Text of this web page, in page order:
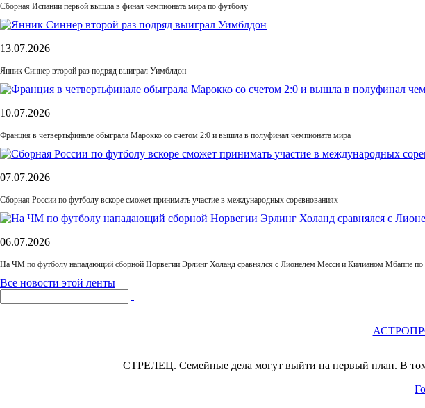
Сборная Испании первой вышла в финал чемпионата мира по футболу
13.07.2026
Янник Синнер второй раз подряд выиграл Уимблдон
10.07.2026
Франция в четвертьфинале обыграла Марокко со счетом 2:0 и вышла в полуфинал чемпионата мира
07.07.2026
Сборная России по футболу вскоре сможет принимать участие в международных соревнованиях
06.07.2026
На ЧМ по футболу нападающий сборной Норвегии Эрлинг Холанд сравнялся с Лионелем Месси и Килианом Мбаппе по
Все новости этой ленты
СТРЕЛЕЦ. Семейные дела могут выйти на первый план. В